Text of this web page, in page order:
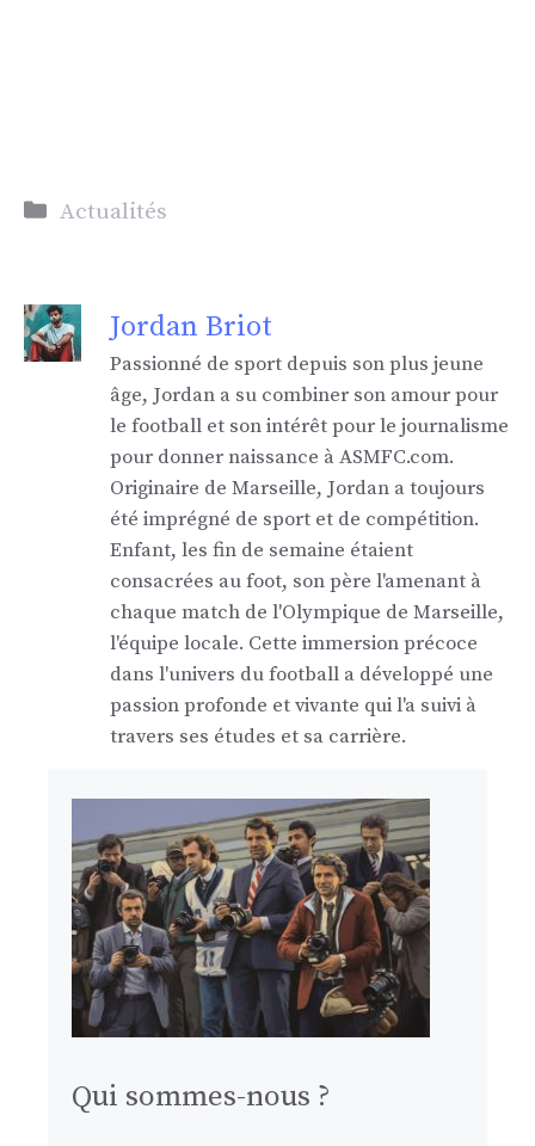
Catégories
Actualités
Jordan Briot
Passionné de sport depuis son plus jeune
âge, Jordan a su combiner son amour pour
le football et son intérêt pour le journalisme
pour donner naissance à ASMFC.com.
Originaire de Marseille, Jordan a toujours
été imprégné de sport et de compétition.
Enfant, les fin de semaine étaient
consacrées au foot, son père l'amenant à
chaque match de l'Olympique de Marseille,
l'équipe locale. Cette immersion précoce
dans l'univers du football a développé une
passion profonde et vivante qui l'a suivi à
travers ses études et sa carrière.
Qui sommes-nous ?